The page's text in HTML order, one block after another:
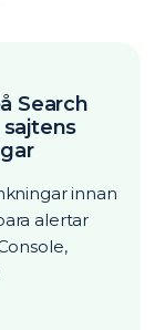
Search
innan
alertar